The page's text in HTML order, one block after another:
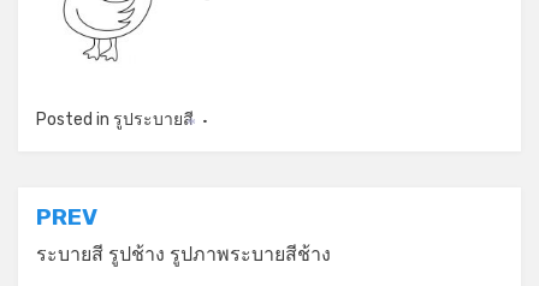
Posted in รูประบายสี
แนะแนว
เรื่อง
PREV
ระบายสี รูปช้าง รูปภาพระบายสีช้าง